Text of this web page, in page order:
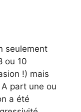
seulement
ou 10
!) mais
A part une ou
a été